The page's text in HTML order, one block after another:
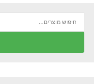
חיפוש
עבור: